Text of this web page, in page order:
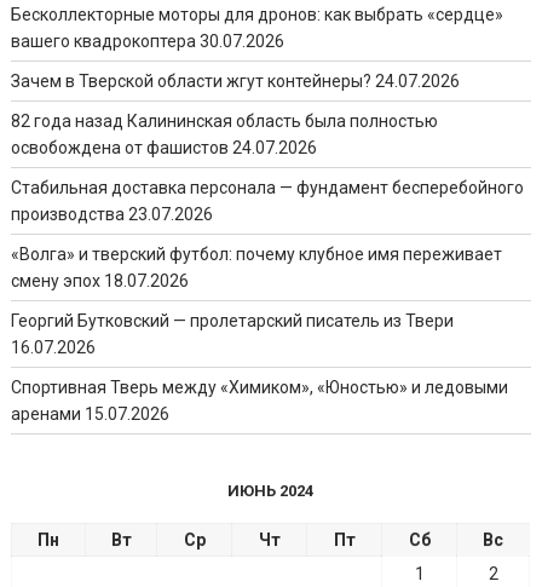
Бесколлекторные моторы для дронов: как выбрать «сердце»
вашего квадрокоптера 30.07.2026
Зачем в Тверской области жгут контейнеры? 24.07.2026
82 года назад Калининская область была полностью
освобождена от фашистов 24.07.2026
Стабильная доставка персонала — фундамент бесперебойного
производства 23.07.2026
«Волга» и тверский футбол: почему клубное имя переживает
смену эпох 18.07.2026
Георгий Бутковский — пролетарский писатель из Твери
16.07.2026
Спортивная Тверь между «Химиком», «Юностью» и ледовыми
аренами 15.07.2026
ИЮНЬ 2024
Пн Вт Ср Чт Пт Сб
Вс
1
2